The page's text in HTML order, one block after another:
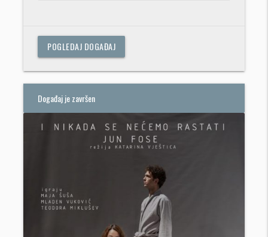
POGLEDAJ DOGAĐAJ
Događaj je završen